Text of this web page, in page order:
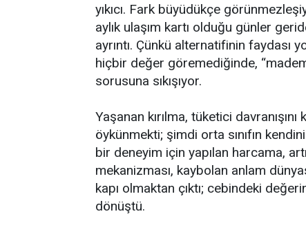
yıkıcı. Fark büyüdükçe
aylık ulaşım kartı olduğu günler
ayrıntı. Çünkü alternatifinin faydası
hiçbir değer göremediğinde,
sorusuna sıkışıyor.
Yaşanan kırılma, tüketici
öykünmekti; şimdi orta sınıfın
bir deneyim için yapılan harcama,
mekanizması, kaybolan anlam
kapı olmaktan çıktı; cebindeki
dönüştü.